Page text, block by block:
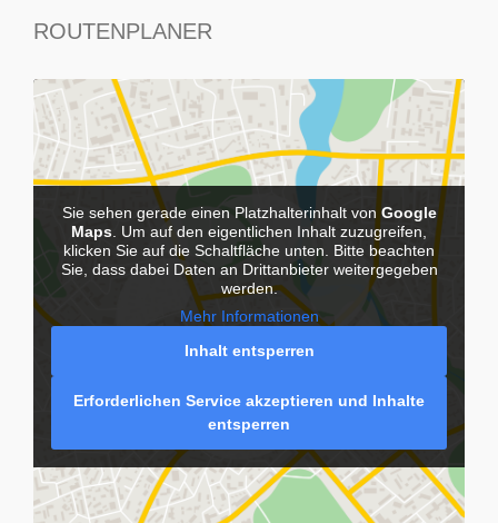
ROUTENPLANER
Sie sehen gerade einen Platzhalterinhalt von Google
Maps . Um auf den eigentlichen Inhalt zuzugreifen,
klicken Sie auf die Schaltfläche unten. Bitte beachten
Sie, dass dabei Daten an Drittanbieter weitergegeben
werden.
Mehr Informationen
Inhalt entsperren
Erforderlichen Service akzeptieren und Inhalte
entsperren